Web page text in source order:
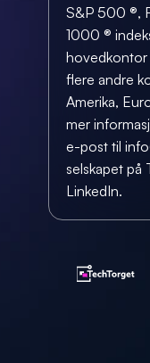
S&P 500 ®,
1000 ®
hovedkontor
flere andre
Amerika,
mer
e-post til
selskapet på
LinkedIn.